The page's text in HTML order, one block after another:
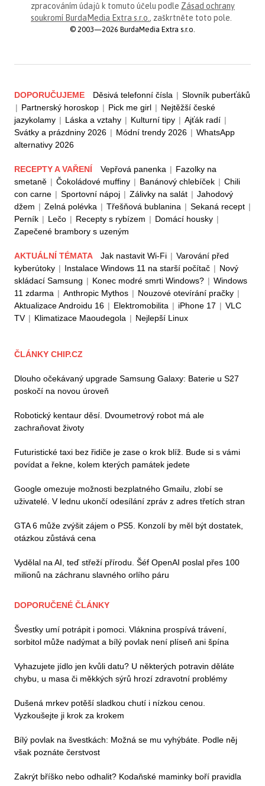
zpracováním údajů k tomuto účelu podle Zásad ochrany
soukromí BurdaMedia Extra s.r.o. , zaškrtněte toto pole.
© 2003—2026 BurdaMedia Extra s.r.o.
DOPORUČUJEME Děsivá telefonní čísla | Slovník puberťáků
| Partnerský horoskop | Pick me girl | Nejtěžší české
jazykolamy | Láska a vztahy | Kulturní tipy | Ajťák radí |
Svátky a prázdniny 2026 | Módní trendy 2026 | WhatsApp
alternativy 2026
RECEPTY A VAŘENÍ Vepřová panenka | Fazolky na
smetaně | Čokoládové muffiny | Banánový chlebíček | Chili
con carne | Sportovní nápoj | Zálivky na salát | Jahodový
džem | Zelná polévka | Třešňová bublanina | Sekaná recept |
Perník | Lečo | Recepty s rybízem | Domácí housky |
Zapečené brambory s uzeným
AKTUÁLNÍ TÉMATA Jak nastavit Wi-Fi | Varování před
kyberútoky | Instalace Windows 11 na starší počítač | Nový
skládací Samsung | Konec modré smrti Windows? | Windows
11 zdarma | Anthropic Mythos | Nouzové otevírání pračky |
Aktualizace Androidu 16 | Elektromobilita | iPhone 17 | VLC
TV | Klimatizace Maoudegola | Nejlepší Linux
ČLÁNKY CHIP.CZ
Dlouho očekávaný upgrade Samsung Galaxy: Baterie u S27
poskočí na novou úroveň
Robotický kentaur děsí. Dvoumetrový robot má ale
zachraňovat životy
Futuristické taxi bez řidiče je zase o krok blíž. Bude si s vámi
povídat a řekne, kolem kterých památek jedete
Google omezuje možnosti bezplatného Gmailu, zlobí se
uživatelé. V lednu ukončí odesílání zpráv z adres třetích stran
GTA 6 může zvýšit zájem o PS5. Konzolí by měl být dostatek,
otázkou zůstává cena
Vydělal na AI, teď střeží přírodu. Šéf OpenAI poslal přes 100
milionů na záchranu slavného orlího páru
DOPORUČENÉ ČLÁNKY
Švestky umí potrápit i pomoci. Vláknina prospívá trávení,
sorbitol může nadýmat a bílý povlak není plíseň ani špína
Vyhazujete jídlo jen kvůli datu? U některých potravin děláte
chybu, u masa či měkkých sýrů hrozí zdravotní problémy
Dušená mrkev potěší sladkou chutí i nízkou cenou.
Vyzkoušejte ji krok za krokem
Bílý povlak na švestkách: Možná se mu vyhýbáte. Podle něj
však poznáte čerstvost
Zakrýt bříško nebo odhalit? Kodaňské maminky boří pravidla